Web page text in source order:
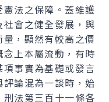
法之保障。蓋維護
會之健全發展，與
，顯然有較高之價
上本屬流動，有時
事實為基礎或發言
論混為一談時，始
法第三百十一條各